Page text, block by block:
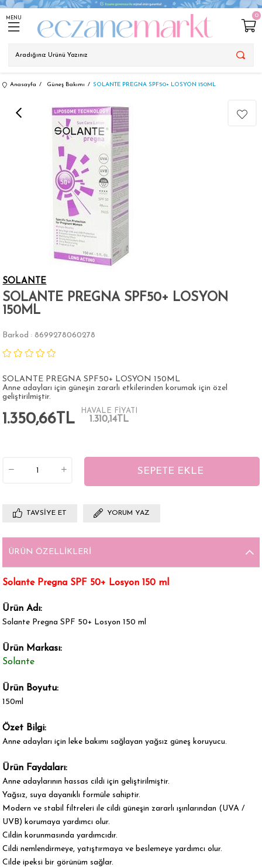
MENU 0
Anasayfa Güneş Bakımı SOLANTE PREGNA SPF50+ LOSYON 150ML
SOLANTE
SOLANTE PREGNA SPF50+ LOSYON
150ML
Barkod : 8699278060278
SOLANTE PREGNA SPF50+ LOSYON 150ML
Anne adayları için güneşin zararlı etkilerinden korumak için özel
geliştirilmiştir.
1.350,66TL
HAVALE FİYATI
1.310,14TL
TAVSIYE ET YORUM YAZ
ÜRÜN ÖZELLIKLERI
Solante Pregna SPF 50+ Losyon 150 ml
Ürün Adı:
Solante Pregna SPF 50+ Losyon 150 ml
Ürün Markası:
Solante
Ürün Boyutu:
150ml
Özet Bilgi:
Anne adayları için leke bakımı sağlayan yağsız güneş koruyucu.
Ürün Faydaları:
Anne adaylarının hassas cildi için geliştirilmiştir.
Yağsız, suya dayanıklı formüle sahiptir.
Modern ve stabil filtreleri ile cildi güneşin zararlı ışınlarından (UVA /
UVB) korumaya yardımcı olur.
Cildin korunmasında yardımcıdır.
Cildi nemlendirmeye, yatıştırmaya ve beslemeye yardımcı olur.
Cilde ipeksi bir görünüm sağlar.